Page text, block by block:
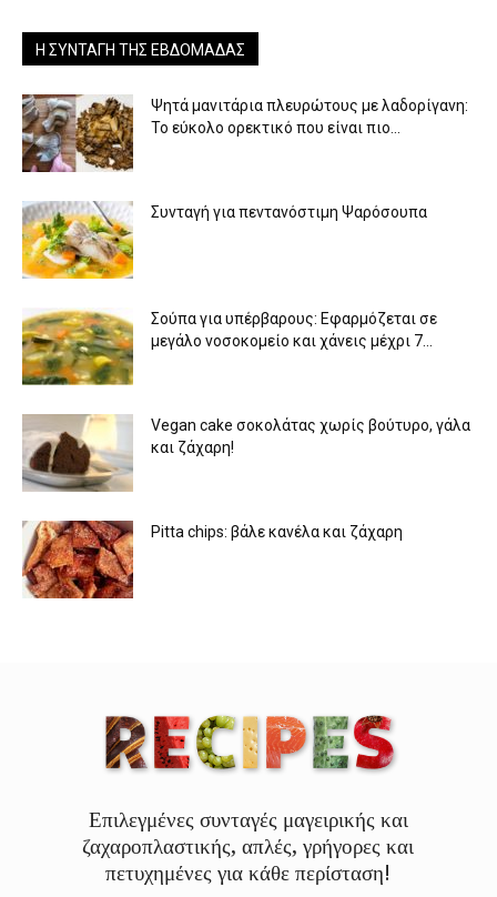
Η ΣΥΝΤΑΓΉ ΤΗΣ ΕΒΔΟΜΆΔΑΣ
Ψητά μανιτάρια πλευρώτους με λαδορίγανη:
Το εύκολο ορεκτικό που είναι πιο...
Συνταγή για πεντανόστιμη Ψαρόσουπα
Σούπα για υπέρβαρους: Εφαρμόζεται σε
μεγάλο νοσοκομείο και χάνεις μέχρι 7...
Vegan cake σοκολάτας χωρίς βούτυρο, γάλα
και ζάχαρη!
Pitta chips: βάλε κανέλα και ζάχαρη
Επιλεγμένες συνταγές μαγειρικής και
ζαχαροπλαστικής, απλές, γρήγορες και
πετυχημένες για κάθε περίσταση!